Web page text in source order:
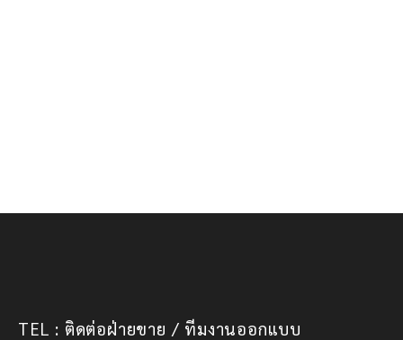
TEL : ติดต่อฝ่ายขาย / ทีมงานออกแบบ